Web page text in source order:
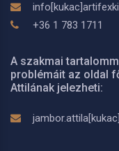
+36 1 783 1711
A szakmai
problémáit az oldal
Attilának jelezheti: